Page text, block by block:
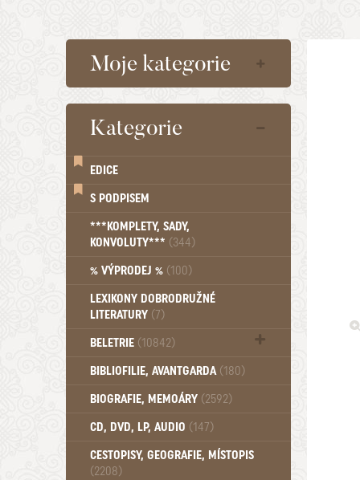
Moje kategorie
Kategorie
EDICE
S PODPISEM
***KOMPLETY, SADY,
KONVOLUTY*** (344)
% VÝPRODEJ % (100)
LEXIKONY DOBRODRUŽNÉ
LITERATURY (7)
BELETRIE (10842)
Beletrie - Historická (1388)
Beletrie - Povídky (1758)
Beletrie - Válečné romány (489)
Beletrie - Ženské a dívčí romány
(1522)
BIBLIOFILIE, AVANTGARDA (180)
BIOGRAFIE, MEMOÁRY (2592)
CD, DVD, LP, AUDIO (147)
CESTOPISY, GEOGRAFIE, MÍSTOPIS
(2208)